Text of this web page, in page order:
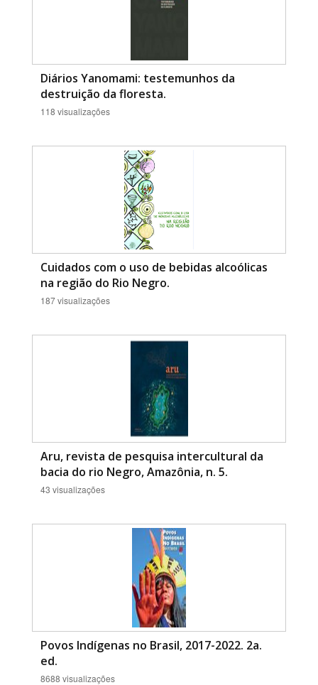
Diários Yanomami: testemunhos da
destruição da floresta.
118 visualizações
Cuidados com o uso de bebidas alcoólicas
na região do Rio Negro.
187 visualizações
Aru, revista de pesquisa intercultural da
bacia do rio Negro, Amazônia, n. 5.
43 visualizações
Povos Indígenas no Brasil, 2017-2022. 2a.
ed.
8688 visualizações